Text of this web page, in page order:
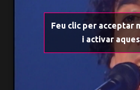
Feu clic per acceptar
i activar